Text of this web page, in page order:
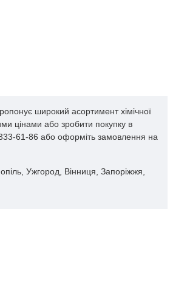
широкий асортимент хімічної
цінами або зробити покупку в
61-86 або оформіть замовлення на
Ужгород, Вінниця, Запоріжжя,